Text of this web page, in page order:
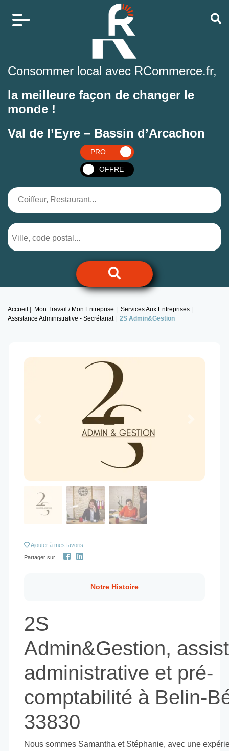
Consommer local avec RCommerce.fr,
la meilleure façon de changer le
monde !
Val de l’Eyre – Bassin d’Arcachon
PRO
OFFRE
Accueil Mon Travail / Mon Entreprise
Services Aux Entreprises
Assistance Administrative - Secrétariat
2S Admin&Gestion
Ajouter à mes favoris
Partager sur
Notre Histoire
2S
Admin&Gestion,
administrative et pré-
comptabilité à Belin-
33830
Nous sommes Samantha et Stéphanie, avec une